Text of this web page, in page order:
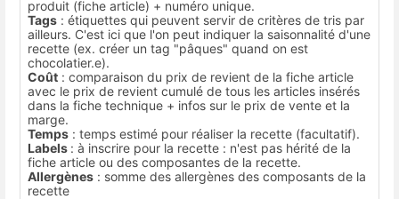
produit (fiche article) + numéro unique.
Tags : étiquettes qui peuvent servir de critères de tris par
ailleurs. C'est ici que l'on peut indiquer la saisonnalité d'une
recette (ex. créer un tag "pâques" quand on est
chocolatier.e).
Coût : comparaison du prix de revient de la fiche article
avec le prix de revient cumulé de tous les articles insérés
dans la fiche technique + infos sur le prix de vente et la
marge.
Temps : temps estimé pour réaliser la recette (facultatif).
Labels : à inscrire pour la recette : n'est pas hérité de la
fiche article ou des composantes de la recette.
Allergènes : somme des allergènes des composants de la
recette